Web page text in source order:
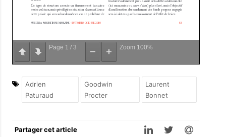
Page 1 / 3 Zoom 100%
Adrien
Paturaud
Goodwin
Procter
Laurent
Bonnet
Partager cet article